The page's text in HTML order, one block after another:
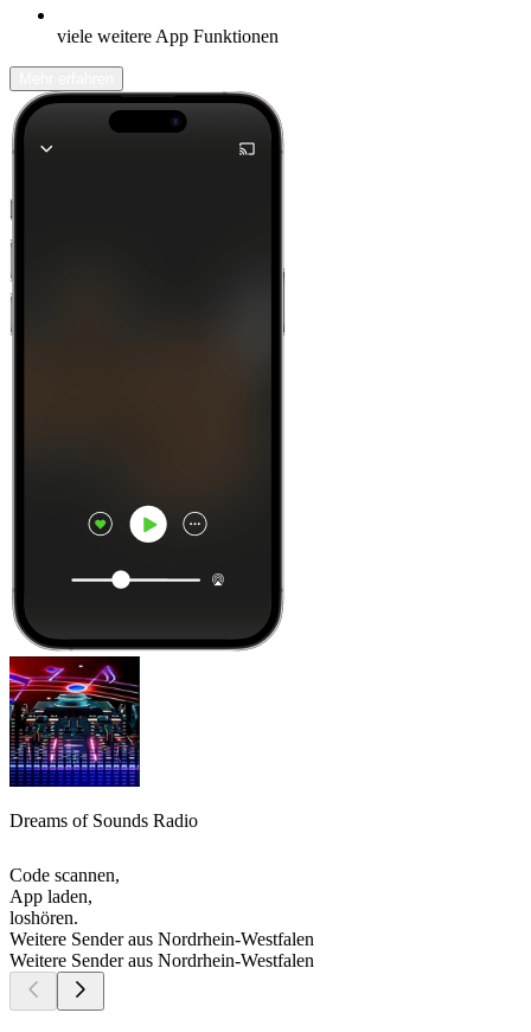
viele weitere App Funktionen
Dreams of Sounds Radio
Code scannen,
App laden,
loshören.
Weitere Sender aus Nordrhein-Westfalen
Weitere Sender aus Nordrhein-Westfalen